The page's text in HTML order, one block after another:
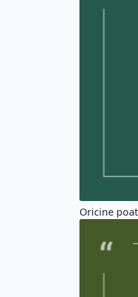
Oricine